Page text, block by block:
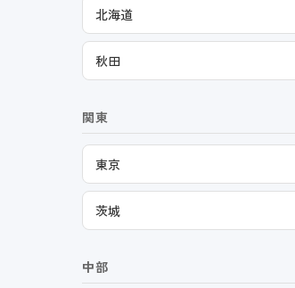
北海道
秋田
関東
東京
茨城
中部